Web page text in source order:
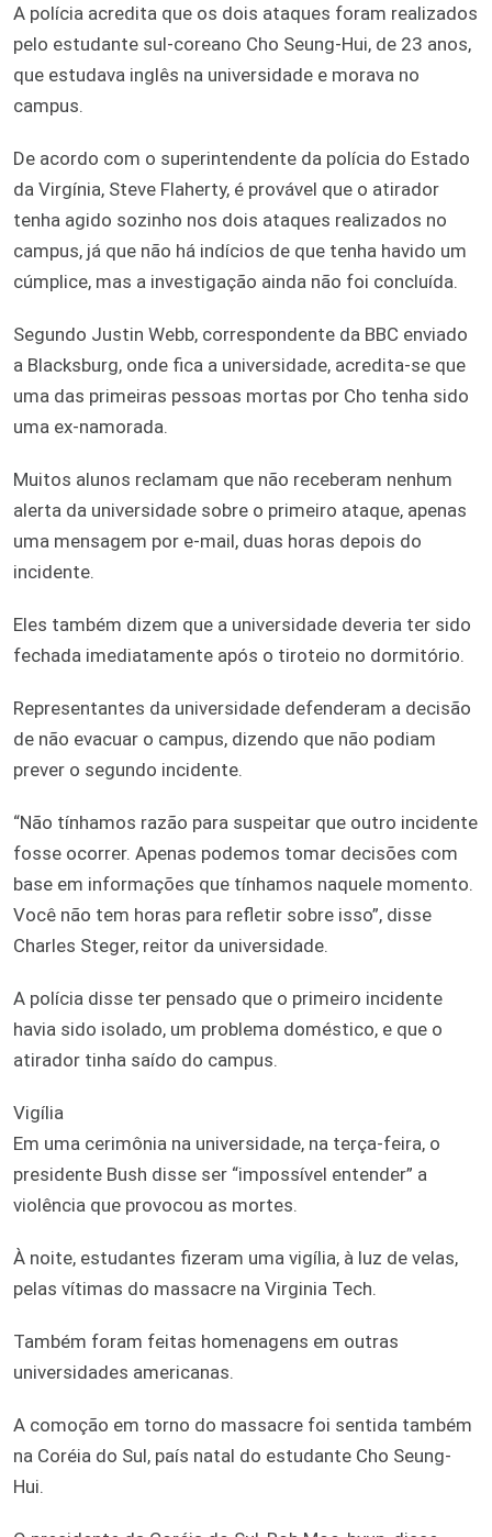
A polícia acredita que os dois ataques foram realizados
pelo estudante sul-coreano Cho Seung-Hui, de 23 anos,
que estudava inglês na universidade e morava no
campus.
De acordo com o superintendente da polícia do Estado
da Virgínia, Steve Flaherty, é provável que o atirador
tenha agido sozinho nos dois ataques realizados no
campus, já que não há indícios de que tenha havido um
cúmplice, mas a investigação ainda não foi concluída.
Segundo Justin Webb, correspondente da BBC enviado
a Blacksburg, onde fica a universidade, acredita-se que
uma das primeiras pessoas mortas por Cho tenha sido
uma ex-namorada.
Muitos alunos reclamam que não receberam nenhum
alerta da universidade sobre o primeiro ataque, apenas
uma mensagem por e-mail, duas horas depois do
incidente.
Eles também dizem que a universidade deveria ter sido
fechada imediatamente após o tiroteio no dormitório.
Representantes da universidade defenderam a decisão
de não evacuar o campus, dizendo que não podiam
prever o segundo incidente.
“Não tínhamos razão para suspeitar que outro incidente
fosse ocorrer. Apenas podemos tomar decisões com
base em informações que tínhamos naquele momento.
Você não tem horas para refletir sobre isso”, disse
Charles Steger, reitor da universidade.
A polícia disse ter pensado que o primeiro incidente
havia sido isolado, um problema doméstico, e que o
atirador tinha saído do campus.
Vigília
Em uma cerimônia na universidade, na terça-feira, o
presidente Bush disse ser “impossível entender” a
violência que provocou as mortes.
À noite, estudantes fizeram uma vigília, à luz de velas,
pelas vítimas do massacre na Virginia Tech.
Também foram feitas homenagens em outras
universidades americanas.
A comoção em torno do massacre foi sentida também
na Coréia do Sul, país natal do estudante Cho Seung-
Hui.